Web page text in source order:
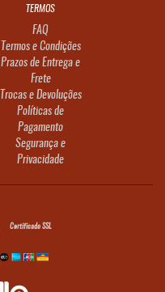
TERMOS
FAQ
Termos e Condições
Prazos de Entrega e
Frete
Trocas e Devoluções
Políticas de
Pagamento
Segurança e
Privacidade
Certificado SSL